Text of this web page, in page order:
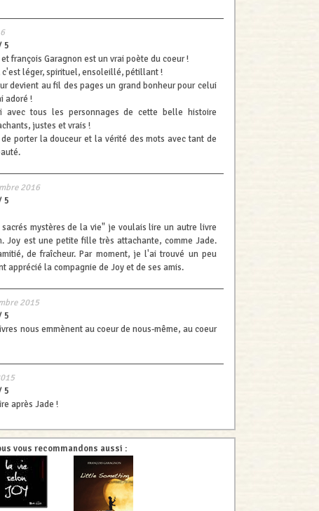
5
françois Garagnon est un vrai poète du coeur !
c'est léger, spirituel, ensoleillé, pétillant !
devient au fil des pages un grand bonheur pour celui
adoré !
avec tous les personnages de cette belle histoire
justes et vrais !
porter la douceur et la vérité des mots avec tant de
2016
5
mystères de la vie" je voulais lire un autre livre
Joy est une petite fille très attachante, comme Jade.
de fraîcheur. Par moment, je l'ai trouvé un peu
apprécié la compagnie de Joy et de ses amis.
2015
5
nous emmènent au coeur de nous-même, au coeur
5
après Jade !
vous recommandons aussi :